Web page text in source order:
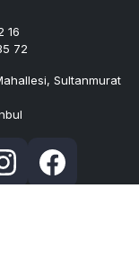
16
72
Sultanmurat